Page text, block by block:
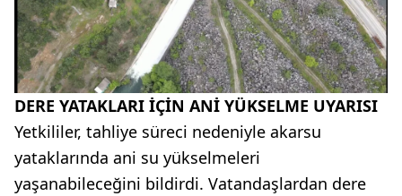
DERE YATAKLARI İÇİN ANİ YÜKSELME UYARISI
Yetkililer, tahliye süreci nedeniyle akarsu
yataklarında ani su yükselmeleri
yaşanabileceğini bildirdi. Vatandaşlardan dere